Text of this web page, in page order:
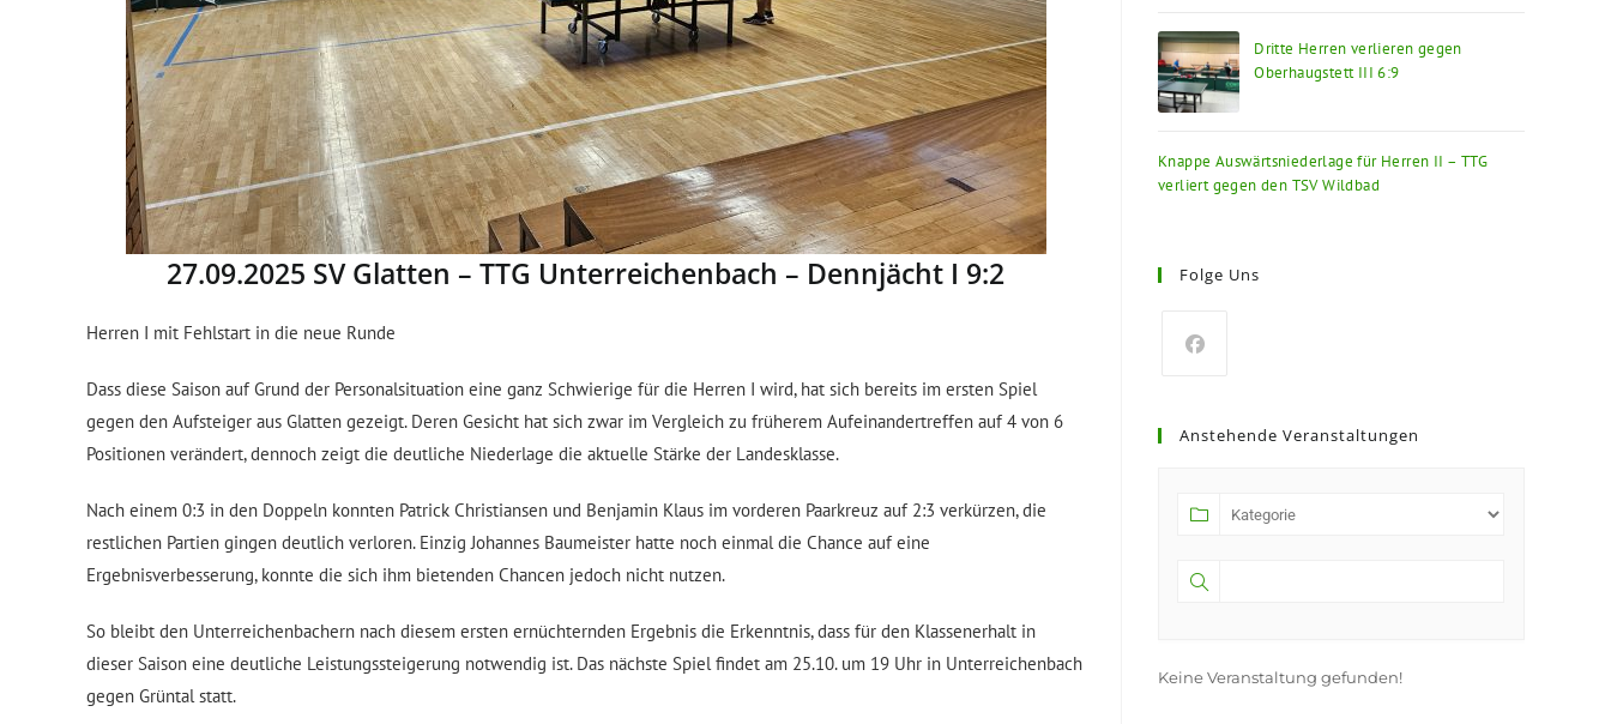
27.09.2025 SV Glatten – TTG Unterreichenbach – Dennjächt I 9:2
Herren I mit Fehlstart in die neue Runde
Dass diese Saison auf Grund der Personalsituation eine ganz Schwierige für die Herren I wird, hat sich bereits im ersten Spiel
gegen den Aufsteiger aus Glatten gezeigt. Deren Gesicht hat sich zwar im Vergleich zu früherem Aufeinandertreffen auf 4 von 6
Positionen verändert, dennoch zeigt die deutliche Niederlage die aktuelle Stärke der Landesklasse.
Nach einem 0:3 in den Doppeln konnten Patrick Christiansen und Benjamin Klaus im vorderen Paarkreuz auf 2:3 verkürzen, die
restlichen Partien gingen deutlich verloren. Einzig Johannes Baumeister hatte noch einmal die Chance auf eine
Ergebnisverbesserung, konnte die sich ihm bietenden Chancen jedoch nicht nutzen.
So bleibt den Unterreichenbachern nach diesem ersten ernüchternden Ergebnis die Erkenntnis, dass für den Klassenerhalt in
dieser Saison eine deutliche Leistungssteigerung notwendig ist. Das nächste Spiel findet am 25.10. um 19 Uhr in Unterreichenbach
gegen Grüntal statt.
Dritte Herren verlieren gegen
Oberhaugstett III 6:9
Knappe Auswärtsniederlage für Herren II – TTG
verliert gegen den TSV Wildbad
Folge Uns
a
Anstehende Veranstaltungen
Keine Veranstaltung gefunden!